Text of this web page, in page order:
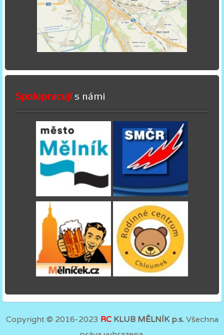
Spolupracujís námi
Copyright © 2016-2023 RC KLUB MĚLNÍK p.s.Všechna